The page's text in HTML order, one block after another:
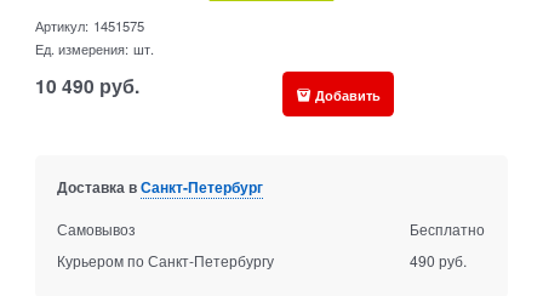
Артикул: 1451575
Ед. измерения: шт.
10 490 руб. Добавить
Доставка вСанкт-Петербург
Самовывоз
Бесплатно
Курьером по Санкт-Петербургу
490 руб.